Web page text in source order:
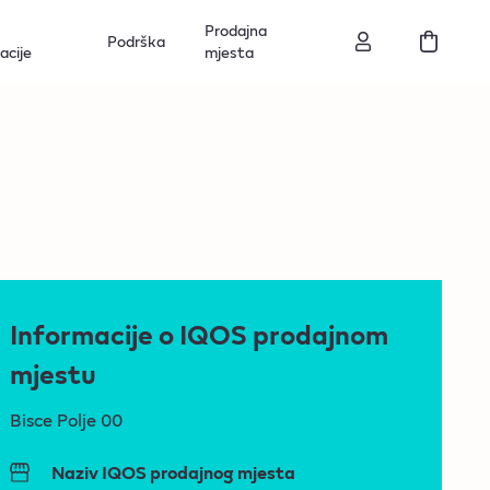
Podrška
Prodajna
mjesta
Informacije o IQOS prodajnom
mjestu
Bisce Polje 00
Naziv IQOS prodajnog mjesta